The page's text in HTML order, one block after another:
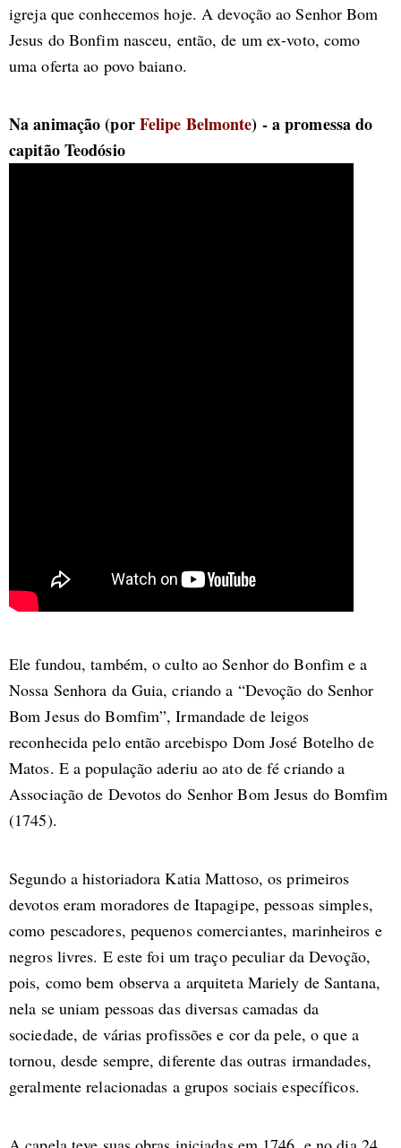
igreja que conhecemos hoje. A devoção ao Senhor Bom
Jesus do Bonfim nasceu, então, de um ex-voto, como
uma oferta ao povo baiano.
Na animação (porFelipe Belmonte) - a promessa do
capitão Teodósio
Ele fundou, também, o culto ao Senhor do Bonfim e a
Nossa Senhora da Guia, criando a “Devoção do Senhor
Bom Jesus do Bomfim”, Irmandade de leigos
reconhecida pelo então arcebispo Dom José Botelho de
Matos. E a população aderiu ao ato de fé criando a
Associação de Devotos do Senhor Bom Jesus do Bomfim
(1745).
Segundo a historiadora Katia Mattoso, os primeiros
devotos eram moradores de Itapagipe, pessoas simples,
como pescadores, pequenos comerciantes, marinheiros e
negros livres. E este foi um traço peculiar da Devoção,
pois, como bem observa a arquiteta Mariely de Santana,
nela se uniam pessoas das diversas camadas da
sociedade, de várias profissões e cor da pele, o que a
tornou, desde sempre, diferente das outras irmandades,
geralmente relacionadas a grupos sociais específicos.